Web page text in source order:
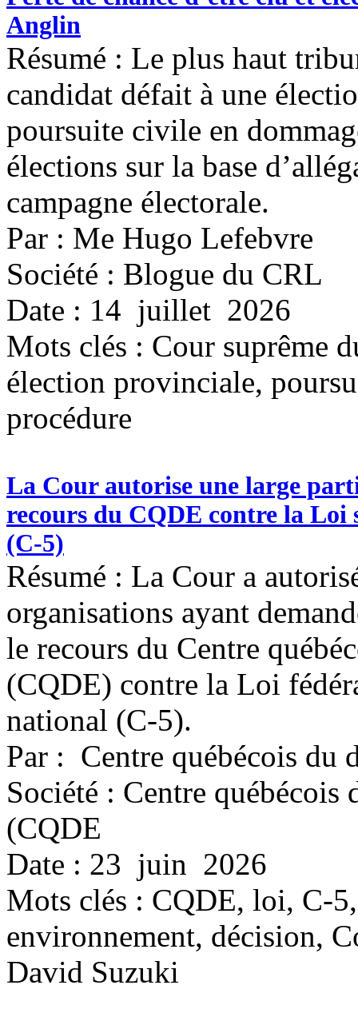
Anglin
Résumé : Le plus haut
candidat défait à une
poursuite civile en
élections sur la base
campagne électorale.
Par : Me Hugo Lefebvre
Société : Blogue du CRL
Date : 14 juillet 2026
Mots clés : Cour suprême
élection provinciale,
procédure
La Cour autorise une large
recours du CQDE contre la Loi
(C-5)
Résumé : La Cour a
organisations ayant
le recours du Centre
(CQDE) contre la Loi
national (C-5).
Par : Centre québécois du
Société : Centre
(CQDE
Date : 23 juin 2026
Mots clés : CQDE, loi, C-
environnement, décision,
David Suzuki